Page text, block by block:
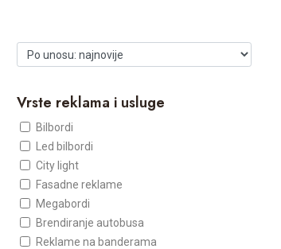
Vrste reklama i usluge
Bilbordi
Led bilbordi
City light
Fasadne reklame
Megabordi
Brendiranje autobusa
Reklame na banderama